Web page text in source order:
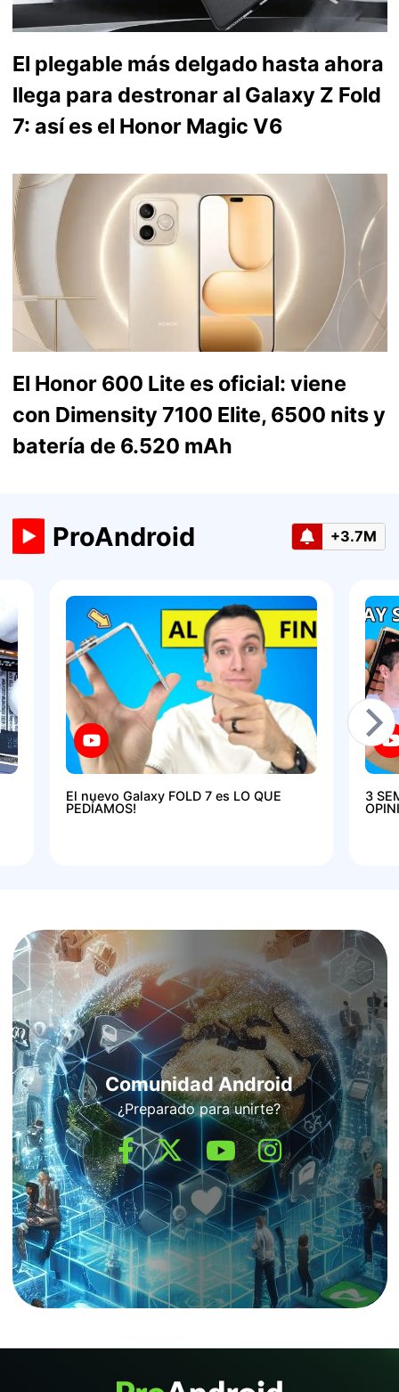
El plegable más delgado hasta ahora
llega para destronar al Galaxy Z Fold
7: así es el Honor Magic V6
El Honor 600 Lite es oficial: viene
con Dimensity 7100 Elite, 6500 nits y
batería de 6.520 mAh
ProAndroid +3.7M
El nuevo Galaxy FOLD 7 es LO QUE
PEDÍAMOS!
3
Comunidad Android
¿Preparado para unirte?